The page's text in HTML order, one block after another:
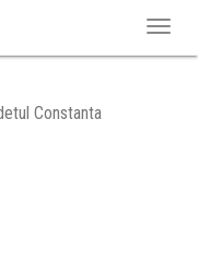
Constanta